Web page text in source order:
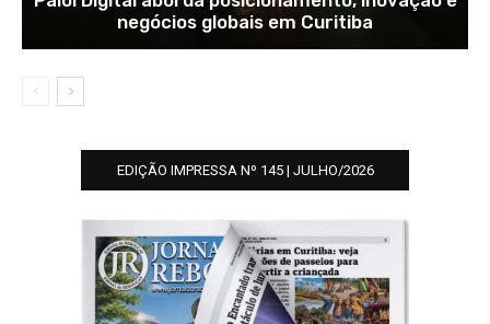
negócios globais em Curitiba
EDIÇÃO IMPRESSA Nº 145 | JULHO/2026